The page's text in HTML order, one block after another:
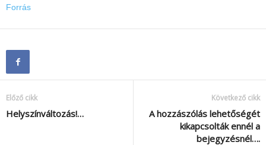
Forrás
Előző cikk
Helyszínváltozás!…
Következő cikk
A hozzászólás lehetőségét
kikapcsolták ennél a
bejegyzésnél….